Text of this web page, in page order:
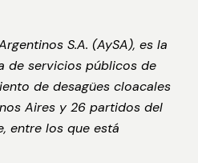
S.A. (AySA), es la
de servicios públicos de
de desagües cloacales
Aires y 26 partidos del
entre los que está